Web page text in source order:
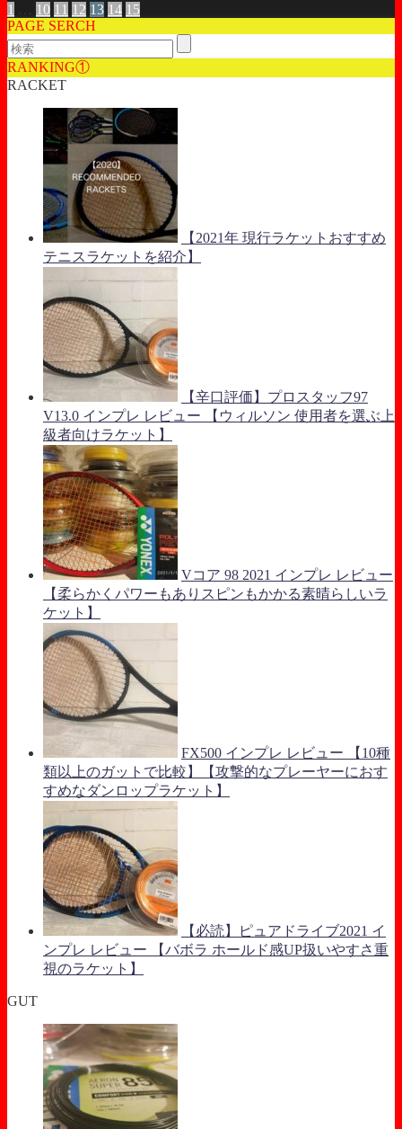
1 10 11 12 13 14 15
PAGE SERCH
RANKING①
RACKET
【2021年 現行ラケットおすすめ
テニスラケットを紹介】
【辛口評価】プロスタッフ97
V13.0 インプレ レビュー 【ウィルソン 使用者を選ぶ上
級者向けラケット】
Vコア 98 2021 インプレ レビュー
【柔らかくパワーもありスピンもかかる素晴らしいラ
ケット】
FX500 インプレ レビュー 【10種
類以上のガットで比較】【攻撃的なプレーヤーにおす
すめなダンロップラケット】
【必読】ピュアドライブ2021 イ
ンプレ レビュー 【バボラ ホールド感UP扱いやすさ重
視のラケット】
GUT